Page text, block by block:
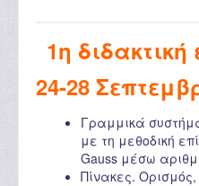
1η
24-28
Γραμμικά
με τη μεθοδική
Gauss μέσω
Πίνακες.